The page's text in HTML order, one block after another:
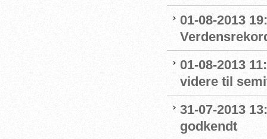
01-08-2013
01-08-2013
videre til
31-07-2013
godkendt